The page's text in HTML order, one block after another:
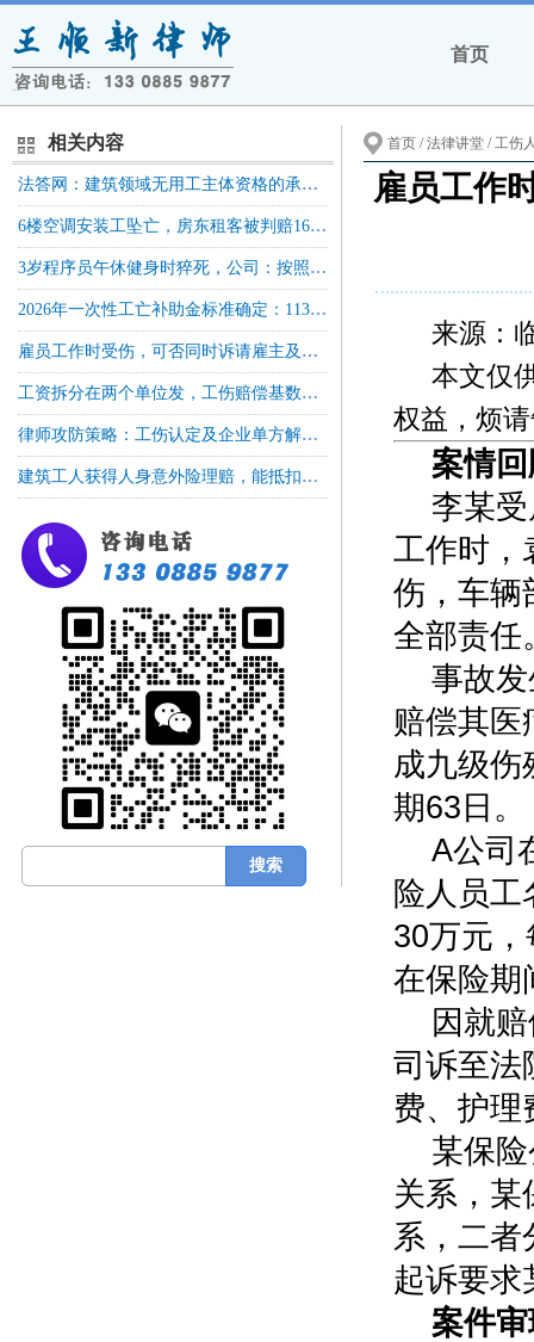
首页
相关内容
法答网：建筑领域无用工主体资格的承包人所聘用人员因工伤亡，诉请工伤保险待遇赔偿，是否需经工伤认定等前置程序？
6楼空调安装工坠亡，房东租客被判赔16万+，二审驳回上诉！
3岁程序员午休健身时猝死，公司：按照公司指定地方进行健身的时间，计入8小时工作时间；人社局：不算工伤！法院判了算工伤
2026年一次性工亡补助金标准确定：1130040元｜全国统一
雇员工作时受伤，可否同时诉请雇主及雇主责任险承保公司承担责任？
工资拆分在两个单位发，工伤赔偿基数怎么算？法院判了！
律师攻防策略：工伤认定及企业单方解除合同的路径与员工赔偿主张
建筑工人获得人身意外险理赔，能抵扣工伤保险待遇吗？
首页 / 法律讲堂 /工伤
雇员工作
来源：
本文仅
权益，烦
案情
李某
工作时，
伤，车辆
全部责任
事故
赔偿其医
成九级伤
期63日。
A公司
险人员
30万元
在保险期
因就
司诉至法
费、护理
某保
关系，某
系，二者
起诉要求
案件